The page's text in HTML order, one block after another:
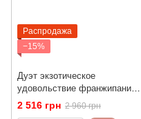
Распродажа
−15%
Дуэт экзотическое
удовольствие франжипани
ELEMIS Kit: Body Wonders
Frangipani Duo
2 516 грн 2 960 грн